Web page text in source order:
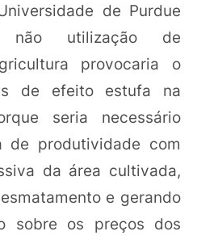
de Purdue
não utilização de
provocaria o
de efeito estufa na
seria necessário
de produtividade com
da área cultivada,
e gerando
sobre os preços dos